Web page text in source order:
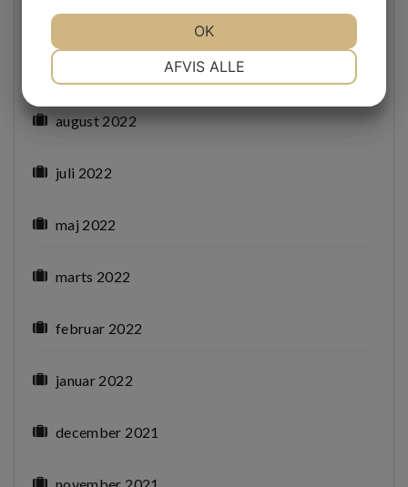
oktober 2022
august 2022
juli 2022
maj 2022
marts 2022
februar 2022
januar 2022
december 2021
MARKETING
AFVIS ALLE
OK